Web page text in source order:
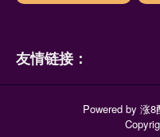
友情链接：
Powered by 涨8